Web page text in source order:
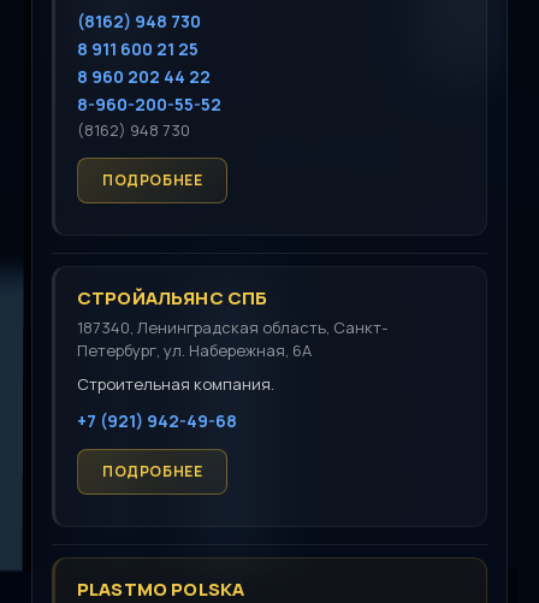
(8162) 948 730
8 911 600 21 25
8 960 202 44 22
8-960-200-55-52
(8162) 948 730
СТРОЙАЛЬЯНС СПБ
187340, Ленинградская область, Санкт-
Петербург, ул. Набережная, 6А
Строительная компания.
+7 (921) 942-49-68
PLASTMO POLSKA